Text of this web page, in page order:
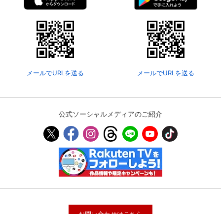
メールでURLを送る メールでURLを送る
公式ソーシャルメディアのご紹介